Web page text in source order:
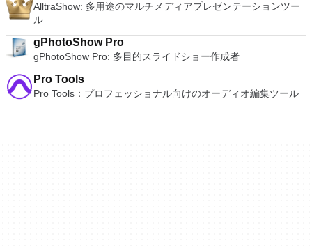
AlltraShow: 多用途のマルチメディアプレゼンテーションツー
ル
gPhotoShow Pro
gPhotoShow Pro: 多目的スライドショー作成者
Pro Tools
Pro Tools：プロフェッショナル向けのオーディオ編集ツール